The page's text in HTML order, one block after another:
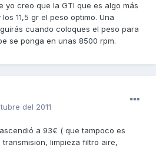
yo creo que la GTI que es algo más
11,5 gr el peso optimo. Una
cuando coloques el peso para
se ponga en unas 8500 rpm.
del 2011
a 93€ ( que tampoco es
limpieza filtro aire,